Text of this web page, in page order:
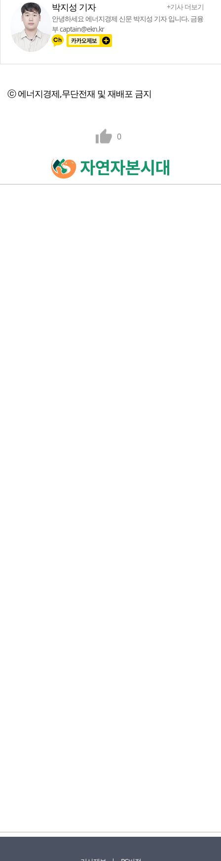
박지성 기자
+기사 더보기
안녕하세요 에너지경제 신문 박지성 기자 입니다. 금융
부 captain@ekn.kr
ⓒ 에너지경제,무단전재 및 재배포 금지
0